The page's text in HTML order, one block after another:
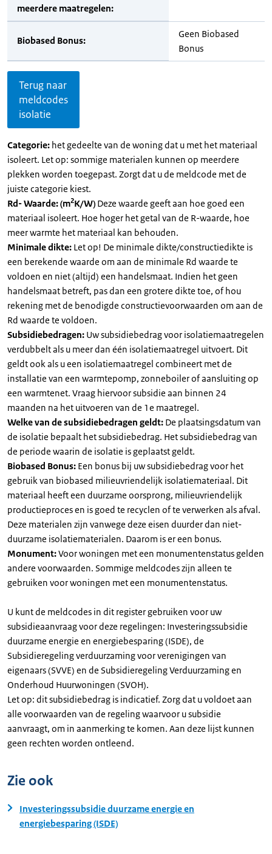
meerdere maatregelen:
Biobased Bonus:
Geen Biobased
Bonus
Terug naar
meldcodes
isolatie
Categorie: het gedeelte van de woning dat u met het materiaal
isoleert. Let op: sommige materialen kunnen op meerdere
plekken worden toegepast. Zorgt dat u de meldcode met de
juiste categorie kiest.
Rd- Waarde: (m2K/W) Deze waarde geeft aan hoe goed een
materiaal isoleert. Hoe hoger het getal van de R-waarde, hoe
meer warmte het materiaal kan behouden.
Minimale dikte: Let op! De minimale dikte/constructiedikte is
een berekende waarde om aan de minimale Rd waarde te
voldoen en niet (altijd) een handelsmaat. Indien het geen
handelsmaat betreft, pas dan een grotere dikte toe, of hou
rekening met de benodigde constructievoorwaarden om aan de
Rd waarde te voldoen.
Subsidiebedragen: Uw subsidiebedrag voor isolatiemaatregelen
verdubbelt als u meer dan één isolatiemaatregel uitvoert. Dit
geldt ook als u een isolatiemaatregel combineert met de
installatie van een warmtepomp, zonneboiler of aansluiting op
een warmtenet. Vraag hiervoor subsidie aan binnen 24
maanden na het uitvoeren van de 1e maatregel.
Welke van de subsidiebedragen geldt: De plaatsingsdatum van
de isolatie bepaalt het subsidiebedrag. Het subsidiebedrag van
de periode waarin de isolatie is geplaatst geldt.
Biobased Bonus: Een bonus bij uw subsidiebedrag voor het
gebruik van biobased milieuvriendelijk isolatiemateriaal. Dit
materiaal heeft een duurzame oorsprong, milieuvriendelijk
productieproces en is goed te recyclen of te verwerken als afval.
Deze materialen zijn vanwege deze eisen duurder dan niet-
duurzame isolatiematerialen. Daarom is er een bonus.
Monument:Voor woningen met een monumentenstatus gelden
andere voorwaarden. Sommige meldcodes zijn alleen te
gebruiken voor woningen met een monumentenstatus.
U kunt de meldcodes in dit register gebruiken voor uw
subsidieaanvraag voor deze regelingen: Investeringssubsidie
duurzame energie en energiebesparing (ISDE), de
Subsidieregeling verduurzaming voor verenigingen van
eigenaars (SVVE) en de Subsidieregeling Verduurzaming en
Onderhoud Huurwoningen (SVOH).
Let op: dit subsidiebedrag is indicatief. Zorg dat u voldoet aan
alle voorwaarden van de regeling waarvoor u subsidie
aanvraagt, om in aanmerking te komen. Aan deze lijst kunnen
geen rechten worden ontleend.
Zie ook
Investeringssubsidie duurzame energie en
energiebesparing (ISDE)